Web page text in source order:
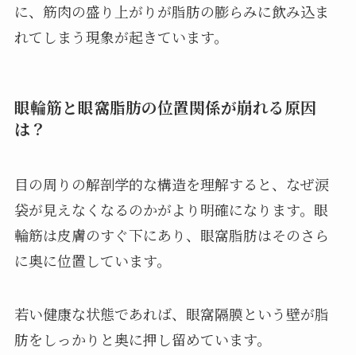
に、筋肉の盛り上がりが脂肪の膨らみに飲み込ま
れてしまう現象が起きています。
眼輪筋と眼窩脂肪の位置関係が崩れる原因
は？
目の周りの解剖学的な構造を理解すると、なぜ涙
袋が見えなくなるのかがより明確になります。眼
輪筋は皮膚のすぐ下にあり、眼窩脂肪はそのさら
に奥に位置しています。
若い健康な状態であれば、眼窩隔膜という壁が脂
肪をしっかりと奥に押し留めています。